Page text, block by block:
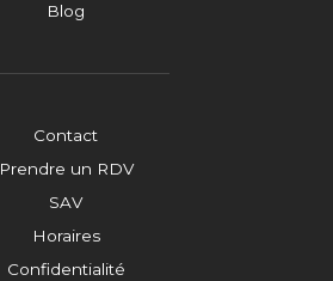
Blog
Contact
Prendre un RDV
SAV
Horaires
Confidentialité